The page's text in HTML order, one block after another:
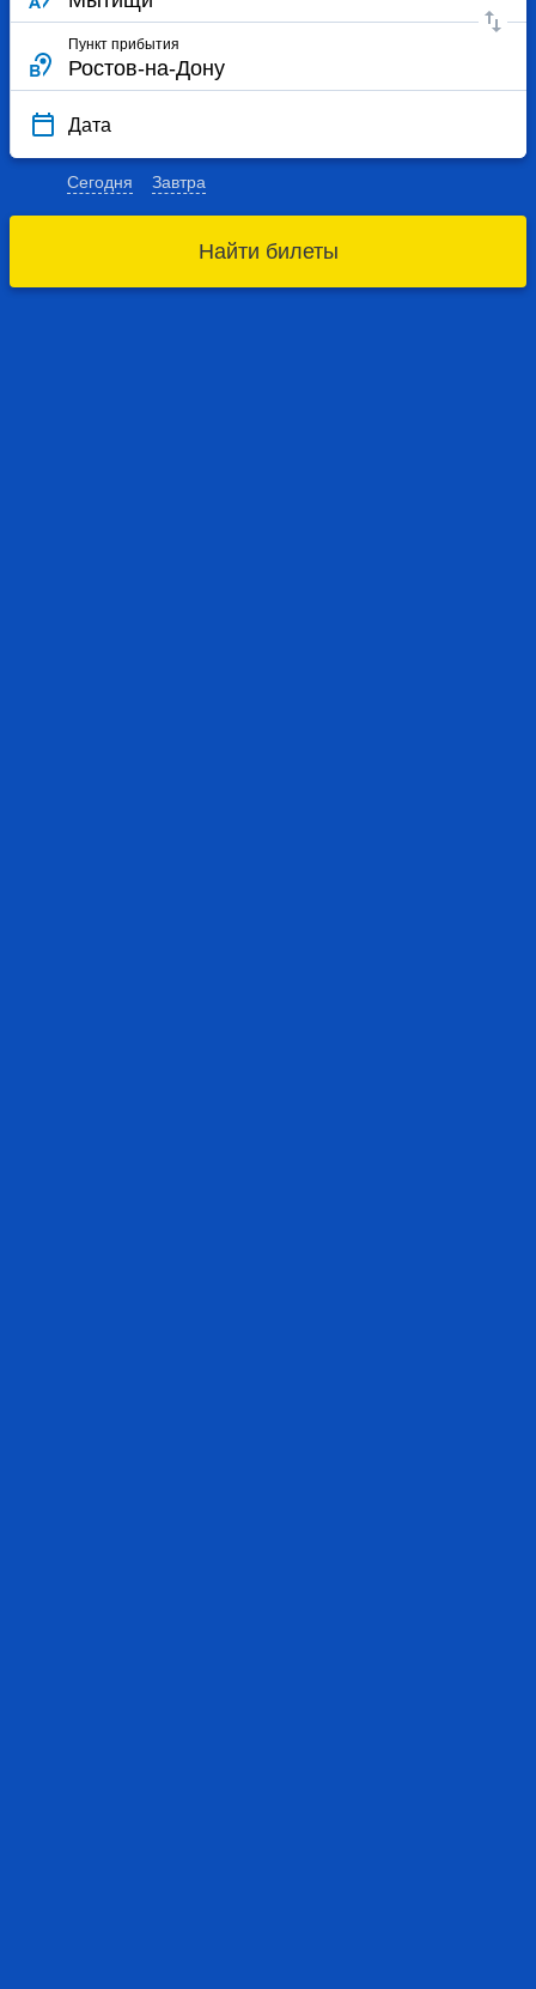
Пункт прибытия
Дата
Сегодня Завтра
Найти билеты